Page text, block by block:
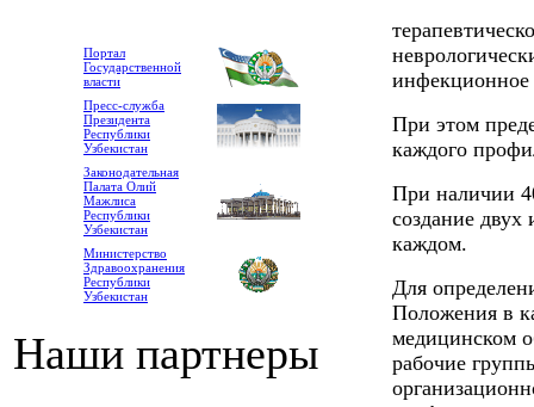
Портал
Государственной
власти
Пресс-служба
Президента
Республики
Узбекистан
Законодательная
Палата Олий
Мажлиса
Республики
Узбекистан
Министерство
Здравоохранения
Республики
Узбекистан
Наши партнеры
инфекционное
При этом
каждого
При наличии
создание двух
каждом.
Для
Положения в
медицинском
рабочие